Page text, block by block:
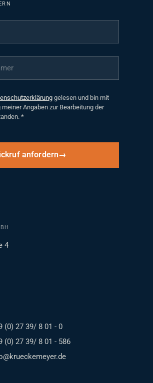
gelesen und bin mit
Angaben zur Bearbeitung der
*
anfordern
4
(0) 27 39/ 8 01 - 0
(0) 27 39/ 8 01 - 586